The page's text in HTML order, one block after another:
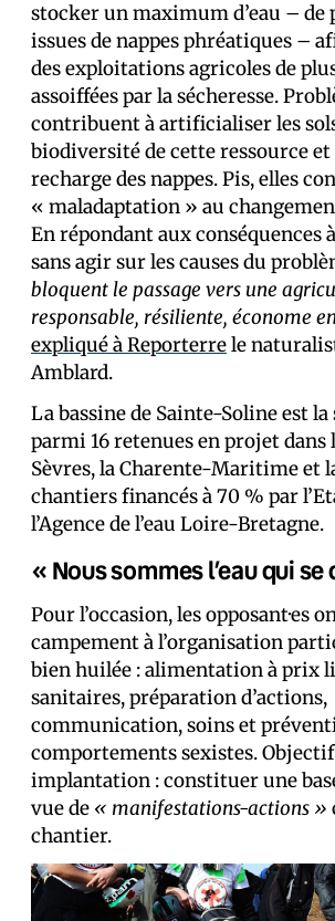
stocker un maximum d’eau – de
issues de nappes phréatiques –
des exploitations agricoles de
assoiffées par la sécheresse.
contribuent à artificialiser les
biodiversité de cette ressource
recharge des nappes. Pis, elles
« maladaptation » au
En répondant aux conséquences
sans agir sur les causes du
bloquent le passage vers une
responsable, résiliente, économe
expliqué à Reporterrele
Amblard.
La bassine de Sainte-Soline est la
parmi 16 retenues en projet dans
Sèvres, la Charente-Maritime et
chantiers financés à 70 % par
l’Agence de l’eau Loire-Bretagne.
« Nous sommes l’eau qui
Pour l’occasion, les opposant·es
campement à l’organisation
bien huilée : alimentation à prix
sanitaires, préparation d’actions,
communication, soins et
comportements sexistes.
implantation : constituer une
vue de « manifestations-actions »
chantier.